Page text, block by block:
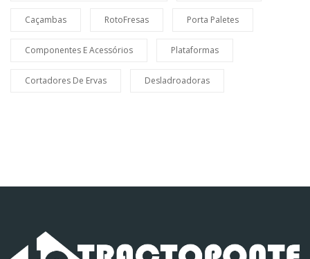
Caçambas RotoFresas Porta Paletes
Componentes E Acessórios Plataformas
Cortadores De Ervas Desladroadoras